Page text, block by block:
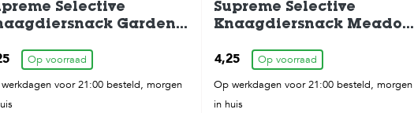
Selective
Garden-
Op voorraad
voor 21:00 besteld, morgen
Supreme Selective
Knaagdiersnack Meadow-
4,25
Op voorraad
Op werkdagen voor 21:00 besteld, morgen
in huis